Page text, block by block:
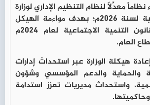
معدِّلاً لنظام التنظيم الإداري لوزارة
التنمية الاجتماعية لسنة 2026م؛ بهدف مواءمة الهيكل
التنظيمي مع قانون التنمية الاجتماعية لعام 2024م
العام.
هيكلة الوزارة عبر استحداث إدارات
والحماية والدعم المؤسسي وشؤون
واستحداث مديريات تعزز استدامة